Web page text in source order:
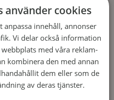
med tanke på
använder cookies
anpassa innehåll, annonser
Vi delar också information
med våra reklam-
kombinera den med annan
dem eller som de
av deras tjänster.